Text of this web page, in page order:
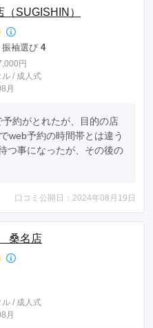
SUGISHIN）
振袖選び 4
円
ル / 成人式
月
約がとれたが、目的の店
web予約の時間帯とは違う
つ事になったが、その後の
口コミ公開日：2024年08月19日
桑名店
ル / 成人式
月